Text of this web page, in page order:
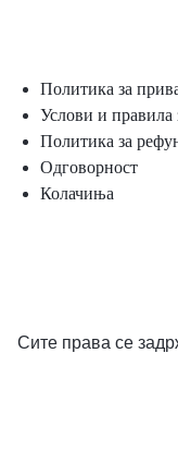
Политика за
Услови и правила
Политика за
Одговорност
Колачиња
Сите права се